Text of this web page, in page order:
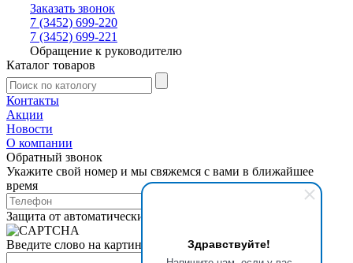
Здравствуйте!
Заказать звонок
7 (3452) 699-220
7 (3452) 699-221
Обращение к руководителю
Каталог товаров
Контакты
Акции
Новости
О компании
Обратный звонок
Укажите свой номер и мы свяжемся с вами в ближайшее
время
Защита от автоматических сообщений
Введите слово на картинке